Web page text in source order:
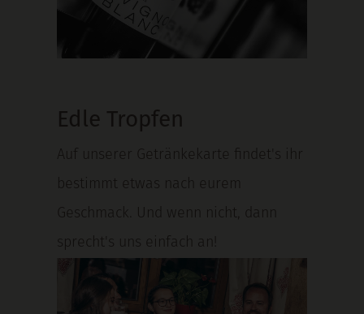
Edle Tropfen
Auf unserer Getränkekarte findet's ihr
bestimmt etwas nach eurem
Geschmack. Und wenn nicht, dann
sprecht's uns einfach an!